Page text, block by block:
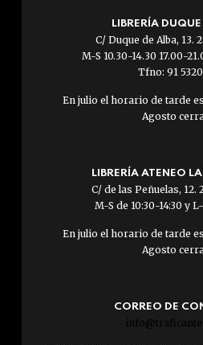
LIBRERÍA
C/ Duque de Alba, 13.
M-S 10.30-14.30 17.00-
Tfno: 91
En julio el horario de tarde
Agosto
LIBRERÍA ATENEO
C/ de las Peñuelas,
M-S de 10:30-14:30 y
En julio el horario de tarde
Agosto
CORREO DE